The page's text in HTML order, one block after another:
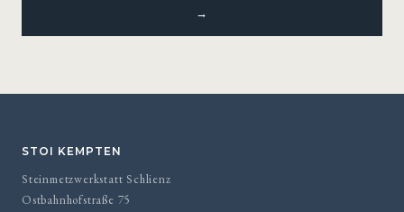
→
STOI KEMPTEN
Steinmetzwerkstatt Schlienz
Ostbahnhofstraße 75